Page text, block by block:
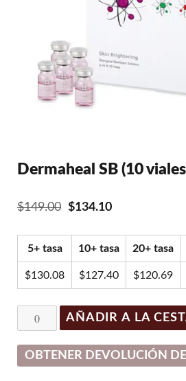
Dermaheal SB (10
$149.00
El
original
era:
$149.00.
$134.10
actual
es:
$134.10.
5+ tasa 10+ tasa 20+ tasa
$130.08 $127.40 $120.69
Dermaheal
SB
(10
AÑADIR A LA
OBTENER DEVOLUCIÓN